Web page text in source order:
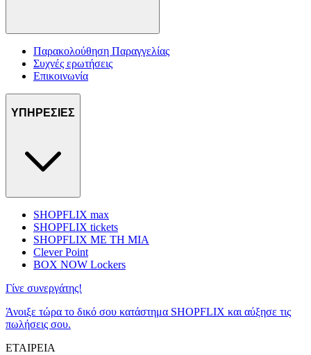
Παρακολούθηση Παραγγελίας
Συχνές ερωτήσεις
Επικοινωνία
ΥΠΗΡΕΣΙΕΣ
SHOPFLIX max
SHOPFLIX tickets
SHOPFLIX ΜΕ ΤΗ ΜΙΑ
Clever Point
BOX NOW Lockers
Γίνε συνεργάτης!
Άνοιξε τώρα το δικό σου κατάστημα SHOPFLIX και αύξησε τις
πωλήσεις σου.
ΕΤΑΙΡΕΙΑ